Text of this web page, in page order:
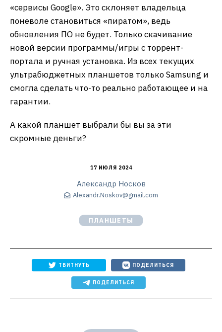
«сервисы Google». Это склоняет владельца
поневоле становиться «пиратом», ведь
обновления ПО не будет. Только скачивание
новой версии программы/игры с торрент-
портала и ручная установка. Из всех текущих
ультрабюджетных планшетов только Samsung и
смогла сделать что-то реально работающее и на
гарантии.
А какой планшет выбрали бы вы за эти
скромные деньги?
17 ИЮЛЯ 2024
Александр Носков
Alexandr.Noskov@gmail.com
ПЛАНШЕТЫ
ТВИТНУТЬ ПОДЕЛИТЬСЯ
ПОДЕЛИТЬСЯ